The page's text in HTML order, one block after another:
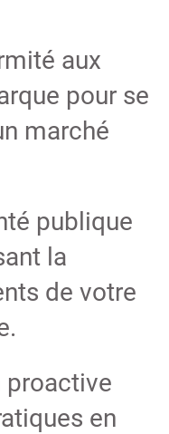
aux
pour se
marché
publique
la
de votre
en